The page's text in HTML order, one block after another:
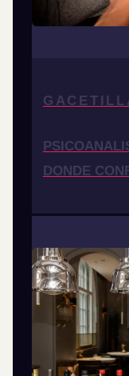
DONDE